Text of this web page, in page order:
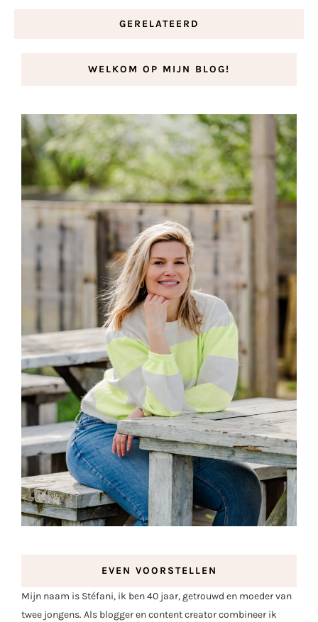
GERELATEERD
WELKOM OP MIJN BLOG!
EVEN VOORSTELLEN
Mijn naam is Stéfani, ik ben 40 jaar, getrouwd en moeder van
twee jongens. Als blogger en content creator combineer ik